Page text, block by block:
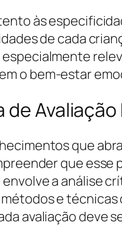
às
de cada
o bem-estar
que
que
a análise
e
avaliação deve